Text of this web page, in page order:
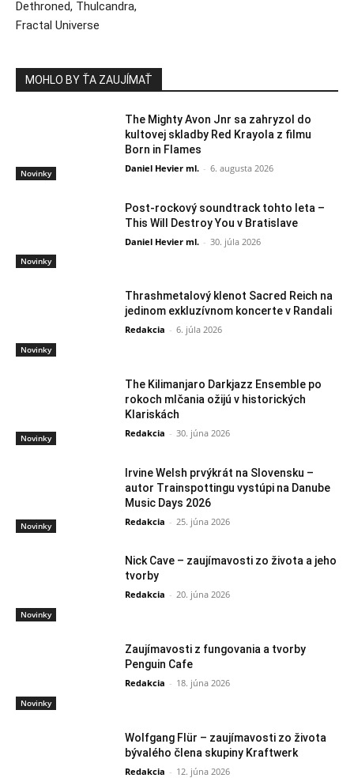
Dethroned, Thulcandra,
Fractal Universe
MOHLO BY ŤA ZAUJÍMAŤ
Novinky
The Mighty Avon Jnr sa zahryzol do
kultovej skladby Red Krayola z filmu
Born in Flames
Daniel Hevier ml. - 6. augusta 2026
Novinky
Post-rockový soundtrack tohto leta –
This Will Destroy You v Bratislave
Daniel Hevier ml. - 30. júla 2026
Novinky
Thrashmetalový klenot Sacred Reich na
jedinom exkluzívnom koncerte v Randali
Redakcia - 6. júla 2026
Novinky
The Kilimanjaro Darkjazz Ensemble po
rokoch mlčania ožijú v historických
Klariskách
Redakcia - 30. júna 2026
Novinky
Irvine Welsh prvýkrát na Slovensku –
autor Trainspottingu vystúpi na Danube
Music Days 2026
Redakcia - 25. júna 2026
Novinky
Nick Cave – zaujímavosti zo života a jeho
tvorby
Redakcia - 20. júna 2026
Novinky
Zaujímavosti z fungovania a tvorby
Penguin Cafe
Redakcia - 18. júna 2026
Wolfgang Flür – zaujímavosti zo života
bývalého člena skupiny Kraftwerk
Redakcia - 12. júna 2026